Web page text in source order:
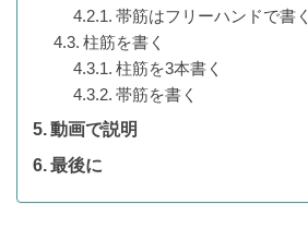
帯筋はフリーハンドで書く
柱筋を書く
柱筋を3本書く
帯筋を書く
動画で説明
最後に